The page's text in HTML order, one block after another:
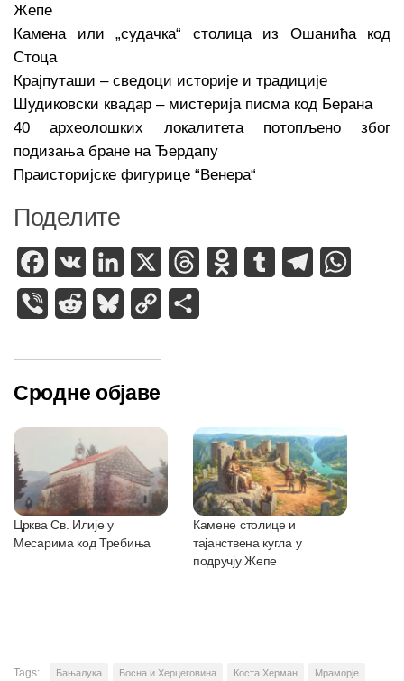
Жепе
Камена или „судачка“ столица из Ошанића код
Стоца
Крајпуташи – сведоци историје и традиције
Шудиковски квадар – мистерија писма код Берана
40 археолошких локалитета потопљено због
подизања бране на Ђердапу
Праисторијске фигурице “Венера“
Поделите
Facebook
VK LinkedIn ThreadsOdnoklassniki
Tumblr Telegram
Viber Reddit BlueskyCopy
Сродне објаве
Црква Св. Илије у
Месарима код Требиња
Камене столице и
тајанствена кугла у
подручју Жепе
Tags: Бањалука Босна и Херцеговина Коста Херман Мраморје